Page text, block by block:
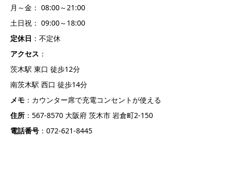
月～金： 08:00～21:00
土日祝： 09:00～18:00
定休日 ：不定休
アクセス ：
茨木駅 東口 徒歩12分
南茨木駅 西口 徒歩14分
メモ ：カウンター席で充電コンセントが使える
住所 ：567-8570 大阪府 茨木市 岩倉町2-150
電話番号 ：072-621-8445